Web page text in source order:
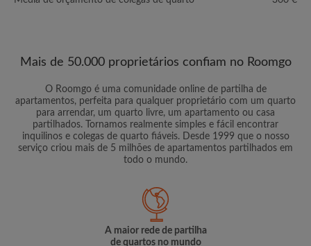
Mais de 50.000 proprietários confiam no Roomgo
O Roomgo é uma comunidade online de partilha de
apartamentos, perfeita para qualquer proprietário com um quarto
para arrendar, um quarto livre, um apartamento ou casa
partilhados. Tornamos realmente simples e fácil encontrar
inquilinos e colegas de quarto fiáveis. Desde 1999 que o nosso
serviço criou mais de 5 milhões de apartamentos partilhados em
todo o mundo.
A maior rede de partilha
de quartos no mundo